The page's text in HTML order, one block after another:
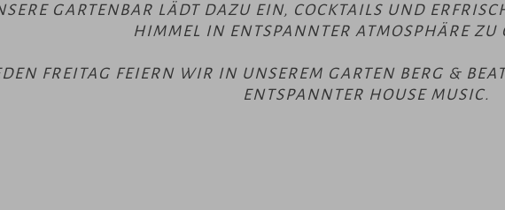
GARTENBAR LÄDT DAZU EIN, COCKTAILS UND
HIMMEL IN ENTSPANNTER ATMOSPHÄRE ZU
FREITAG FEIERN WIR IN UNSEREM GARTEN BERG &
ENTSPANNTER HOUSE MUSIC.